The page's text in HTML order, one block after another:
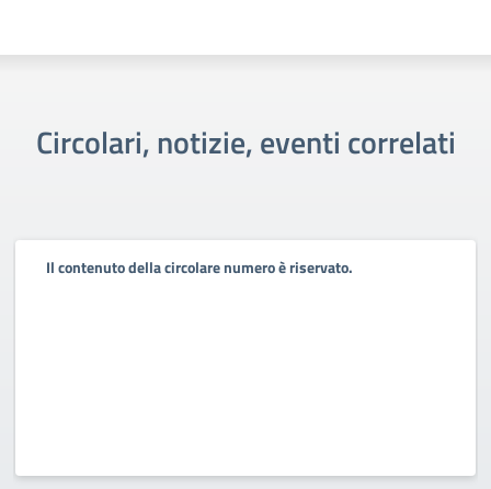
Circolari, notizie, eventi correlati
Il contenuto della circolare numero è riservato.